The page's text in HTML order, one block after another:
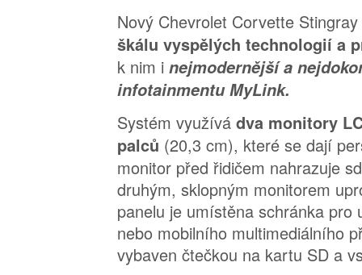
Nový Chevrolet Corvette
škálu vyspělých technologií a
k nim i nejmodernější a
infotainmentu MyLink.
Systém využívá dva monitory
palců (20,3 cm), které se dají
monitor před řidičem nahrazuje
druhým, sklopným monitorem
panelu je umístěna schránka pro
nebo mobilního multimediálního
vybaven čtečkou na kartu SD a